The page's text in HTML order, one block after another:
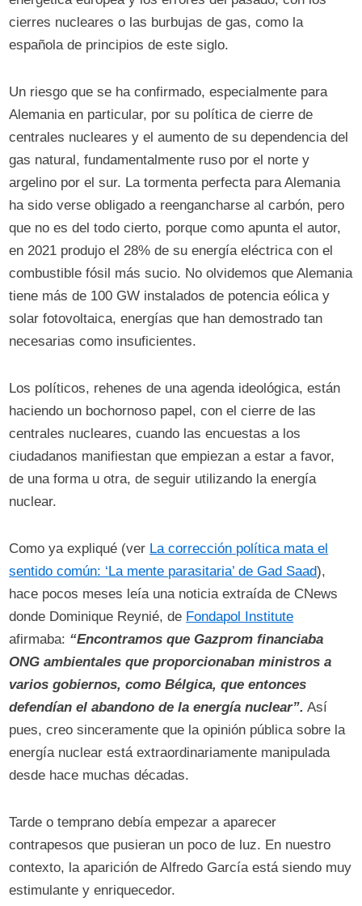
cierres nucleares o las burbujas de gas, como la
española de principios de este siglo.
Un riesgo que se ha confirmado, especialmente para
Alemania en particular, por su política de cierre de
centrales nucleares y el aumento de su dependencia del
gas natural, fundamentalmente ruso por el norte y
argelino por el sur. La tormenta perfecta para Alemania
ha sido verse obligado a reengancharse al carbón, pero
que no es del todo cierto, porque como apunta el autor,
en 2021 produjo el 28% de su energía eléctrica con el
combustible fósil más sucio. No olvidemos que Alemania
tiene más de 100 GW instalados de potencia eólica y
solar fotovoltaica, energías que han demostrado tan
necesarias como insuficientes.
Los políticos, rehenes de una agenda ideológica, están
haciendo un bochornoso papel, con el cierre de las
centrales nucleares, cuando las encuestas a los
ciudadanos manifiestan que empiezan a estar a favor,
de una forma u otra, de seguir utilizando la energía
nuclear.
Como ya expliqué (ver La corrección política mata el
sentido común: ‘La mente parasitaria’ de Gad Saad),
hace pocos meses leía una noticia extraída de CNews
donde Dominique Reynié, de Fondapol Institute
afirmaba: “Encontramos que Gazprom financiaba
ONG ambientales que proporcionaban ministros a
varios gobiernos, como Bélgica, que entonces
defendían el abandono de la energía nuclear”. Así
pues, creo sinceramente que la opinión pública sobre la
energía nuclear está extraordinariamente manipulada
desde hace muchas décadas.
Tarde o temprano debía empezar a aparecer
contrapesos que pusieran un poco de luz. En nuestro
contexto, la aparición de Alfredo García está siendo muy
estimulante y enriquecedor.